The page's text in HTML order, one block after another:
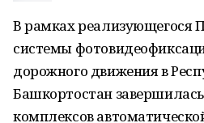
В рамках реализующегося
системы
дорожного движения в
Башкортостан
комплексов